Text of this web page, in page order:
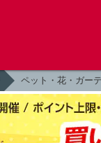
ペット・花・ガー